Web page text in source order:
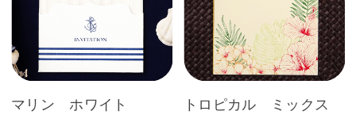
マリン ホワイト トロピカル ミックス